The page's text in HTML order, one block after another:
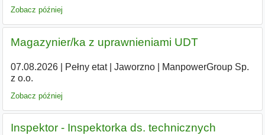
Zobacz później
Magazynier/ka z uprawnieniami UDT
07.08.2026| Pełny etat| Jaworzno|
ManpowerGroup Sp.
z o.o.
Zobacz później
Inspektor - Inspektorka ds. technicznych